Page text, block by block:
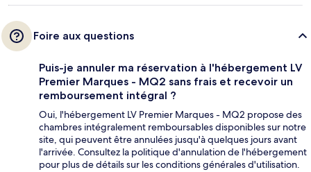
Foire aux questions
Puis-je annuler ma réservation à l'hébergement LV
Premier Marques - MQ2 sans frais et recevoir un
remboursement intégral ?
Oui, l'hébergement LV Premier Marques - MQ2 propose des
chambres intégralement remboursables disponibles sur notre
site, qui peuvent être annulées jusqu'à quelques jours avant
l'arrivée. Consultez la politique d'annulation de l'hébergement
pour plus de détails sur les conditions générales d'utilisation.